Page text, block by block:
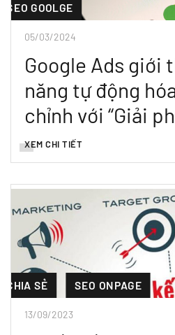
SEO GOOLGE
05/03/2024
Google Ads giới
năng tự động
chỉnh với “Giải
XEM CHI TIẾT
CHIA SẺ SEO ONPAGE
13/09/2023